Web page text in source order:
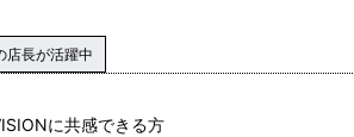
店長が活躍中
に共感できる方